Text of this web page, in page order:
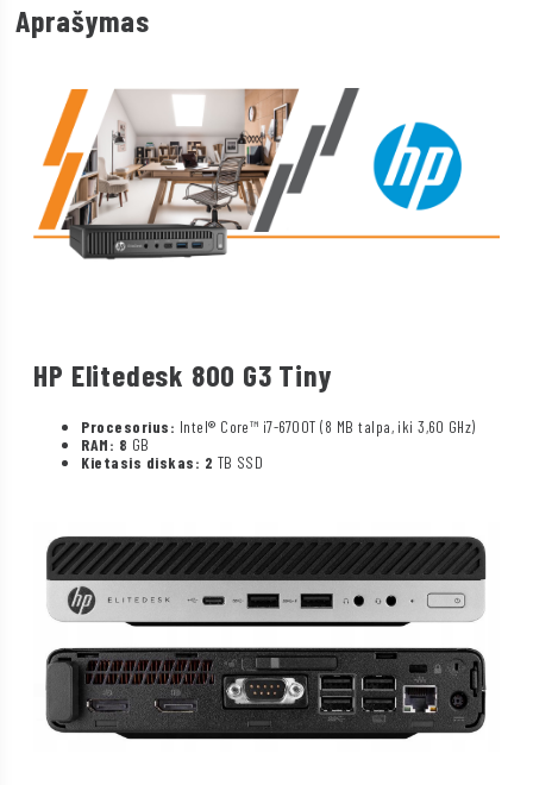
Aprašymas
HP Elitedesk 800 G3 Tiny
Procesorius: Intel® Core™ i7-6700T (8 MB talpa, iki 3,60 GHz)
RAM: 8 GB
Kietasis diskas: 2 TB SSD